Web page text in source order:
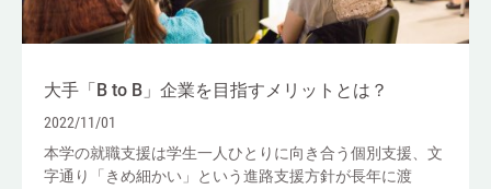
大手「B to B」企業を目指すメリットとは？
2022/11/01
本学の就職支援は学生一人ひとりに向き合う個別支援、文
字通り「きめ細かい」という進路支援方針が長年に渡